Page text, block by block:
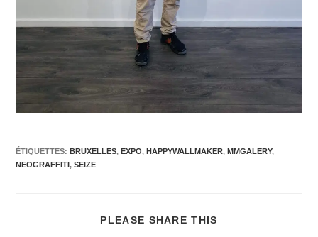
ÉTIQUETTES:BRUXELLES, EXPO, HAPPYWALLMAKER, MMGALERY,
NEOGRAFFITI, SEIZE
PLEASE SHARE THIS